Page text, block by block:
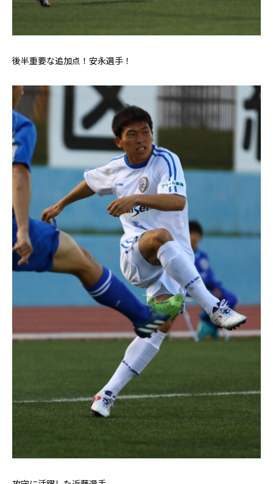
後半重要な追加点！安永選手！